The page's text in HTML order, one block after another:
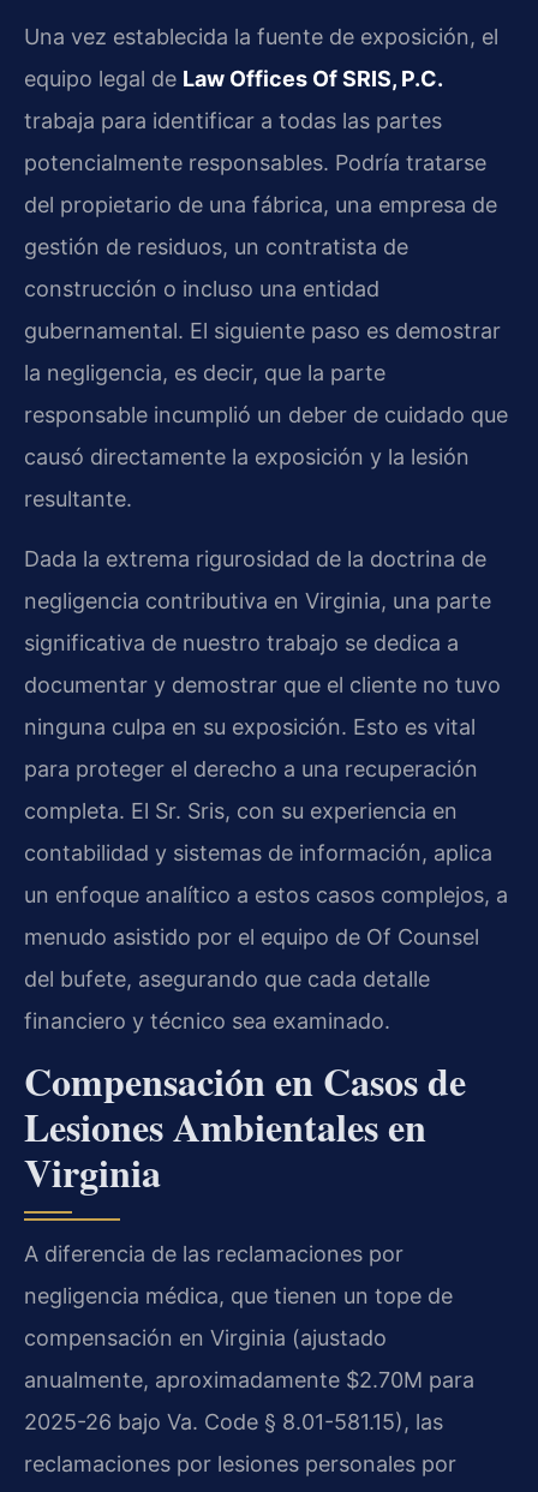
Una vez establecida la fuente de exposición, el
equipo legal de Law Offices Of SRIS, P.C.
trabaja para identificar a todas las partes
potencialmente responsables. Podría tratarse
del propietario de una fábrica, una empresa de
gestión de residuos, un contratista de
construcción o incluso una entidad
gubernamental. El siguiente paso es demostrar
la negligencia, es decir, que la parte
responsable incumplió un deber de cuidado que
causó directamente la exposición y la lesión
resultante.
Dada la extrema rigurosidad de la doctrina de
negligencia contributiva en Virginia, una parte
significativa de nuestro trabajo se dedica a
documentar y demostrar que el cliente no tuvo
ninguna culpa en su exposición. Esto es vital
para proteger el derecho a una recuperación
completa. El Sr. Sris, con su experiencia en
contabilidad y sistemas de información, aplica
un enfoque analítico a estos casos complejos, a
menudo asistido por el equipo de Of Counsel
del bufete, asegurando que cada detalle
financiero y técnico sea examinado.
Compensación en Casos de
Lesiones Ambientales en
Virginia
A diferencia de las reclamaciones por
negligencia médica, que tienen un tope de
compensación en Virginia (ajustado
anualmente, aproximadamente $2.70M para
2025-26 bajo Va. Code § 8.01-581.15), las
reclamaciones por lesiones personales por